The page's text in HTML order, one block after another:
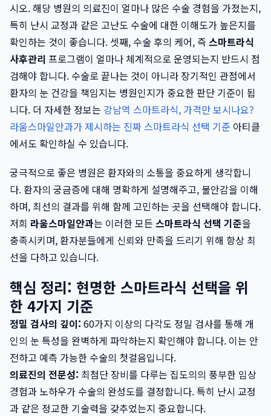
시오. 해당 병원의 의료진이 얼마나 많은 수술 경험을 가졌는지,
특히 난시 교정과 같은 고난도 수술에 대한 이해도가 높은지를
확인하는 것이 좋습니다. 셋째, 수술 후의 케어, 즉 스마트라식
사후관리 프로그램이 얼마나 체계적으로 운영되는지 반드시 점
검해야 합니다. 수술로 끝나는 것이 아니라 장기적인 관점에서
환자의 눈 건강을 책임지는 병원인지가 중요한 판단 기준이 됩
니다. 더 자세한 정보는 강남역 스마트라식, 가격만 보시나요?
라움스마일안과가 제시하는 진짜 스마트라식 선택 기준 아티클
에서도 확인하실 수 있습니다.
궁극적으로 좋은 병원은 환자와의 소통을 중요하게 생각합니
다. 환자의 궁금증에 대해 명확하게 설명해주고, 불안감을 이해
하며, 최선의 결과를 위해 함께 고민하는 곳을 선택해야 합니다.
저희 라움스마일안과는 이러한 모든 스마트라식 선택 기준을
충족시키며, 환자분들에게 신뢰와 만족을 드리기 위해 항상 최
선을 다하고 있습니다.
핵심 정리: 현명한 스마트라식 선택을 위
한 4가지 기준
정밀 검사의 깊이: 60가지 이상의 다각도 정밀 검사를 통해 개
인의 눈 특성을 완벽하게 파악하는지 확인해야 합니다. 이는 안
전하고 예측 가능한 수술의 첫걸음입니다.
의료진의 전문성: 최첨단 장비를 다루는 집도의의 풍부한 임상
경험과 노하우가 수술의 완성도를 결정합니다. 특히 난시 교정
과 같은 정교한 기술력을 갖추었는지 중요합니다.